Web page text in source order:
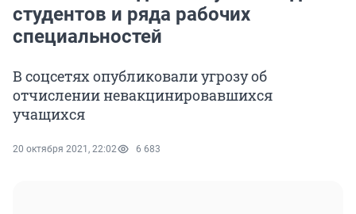
студентов и ряда рабочих
специальностей
В соцсетях опубликовали угрозу об
отчислении невакцинировавшихся
учащихся
20 октября 2021, 22:02 6 683